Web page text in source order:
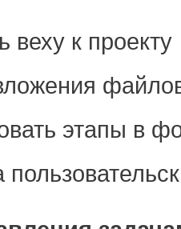
веху к проекту
этапы в